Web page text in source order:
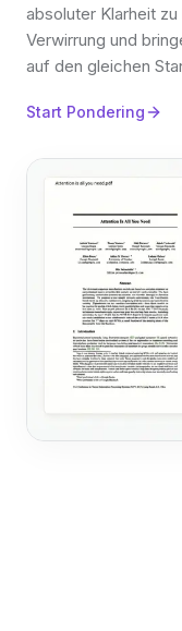
absoluter Klarheit
Verwirrung und
auf den gleichen
Start Pondering